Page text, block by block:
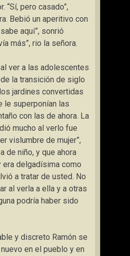
“Sí, pero casado”,
Bebió un aperitivo con
aquí”, sonrió
más”, rio la señora.
ver a las adolescentes
la transición de siglo
jardines convertidas
le superponían las
con las de ahora. La
mucho al verlo fue
vislumbre de mujer”,
de niño, y que ahora
era delgadísima como
a tratar de usted. No
al verla a ella y a otras
podría haber sido
y discreto Ramón se
en el pueblo y en